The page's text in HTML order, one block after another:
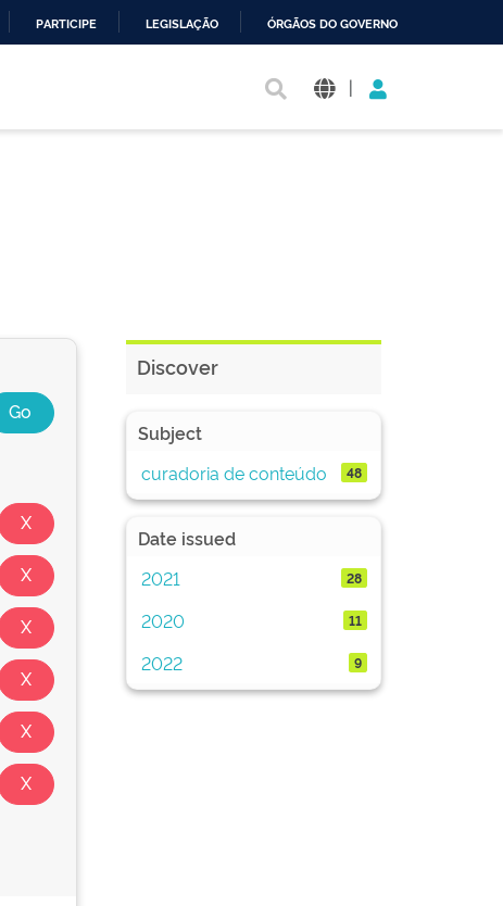
PARTICIPE LEGISLAÇÃO ÓRGÃOS DO GOVERNO
|
Discover
Subject
curadoria de conteúdo
48
Date issued
2021
28
2020 11
2022 9